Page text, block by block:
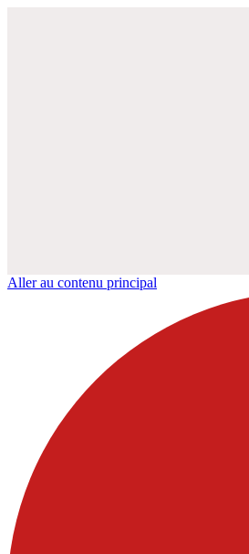
Aller au contenu principal